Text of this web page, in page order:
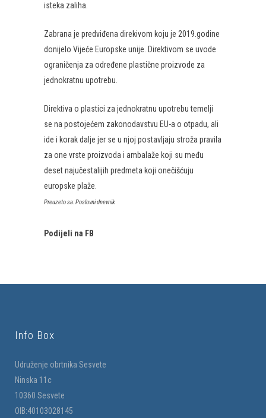
isteka zaliha.
Zabrana je predviđena direkivom koju je 2019.godine
donijelo Vijeće Europske unije. Direktivom se uvode
ograničenja za određene plastične proizvode za
jednokratnu upotrebu.
Direktiva o plastici za jednokratnu upotrebu temelji
se na postojećem zakonodavstvu EU-a o otpadu, ali
ide i korak dalje jer se u njoj postavljaju stroža pravila
za one vrste proizvoda i ambalaže koji su među
deset najučestalijih predmeta koji onečišćuju
europske plaže.
Preuzeto sa: Poslovni dnevnik
Podijeli na FB
Info Box
Udruženje obrtnika Sesvete
Ninska 11c
10360 Sesvete
OIB:40103028145